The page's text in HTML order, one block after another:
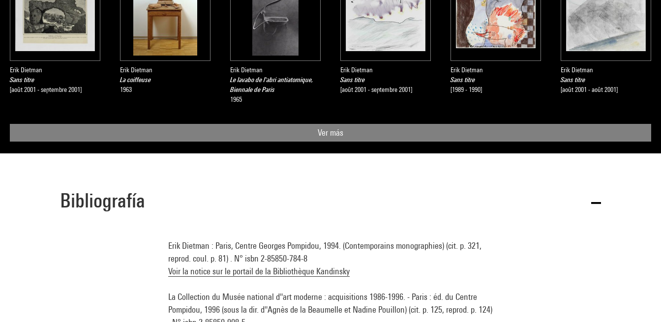
Erik Dietman
Sans titre
[août 2001 - septembre 2001]
Erik Dietman
La coiffeuse
1963
Erik Dietman
Le lavabo de l'abri antiatomique,
Biennale de Paris
1965
Erik Dietman
Sans titre
[août 2001 - septembre 2001]
Erik Dietman
Sans titre
[1989 - 1990]
Erik Dietman
Sans titre
[août 2001 - août 2001]
Ver más
Bibliografía
Erik Dietman : Paris, Centre Georges Pompidou, 1994. (Contemporains monographies) (cit. p. 321,
reprod. coul. p. 81) . N° isbn 2-85850-784-8
Voir la notice sur le portail de la Bibliothèque Kandinsky
La Collection du Musée national d''art moderne : acquisitions 1986-1996. - Paris : éd. du Centre
Pompidou, 1996 (sous la dir. d''Agnès de la Beaumelle et Nadine Pouillon) (cit. p. 125, reprod. p. 124)